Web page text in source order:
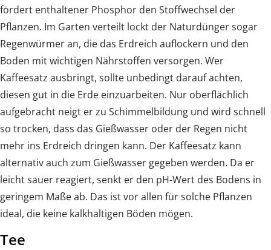
fördert enthaltener Phosphor den Stoffwechsel der
Pflanzen. Im Garten verteilt lockt der Naturdünger sogar
Regenwürmer an, die das Erdreich auflockern und den
Boden mit wichtigen Nährstoffen versorgen. Wer
Kaffeesatz ausbringt, sollte unbedingt darauf achten,
diesen gut in die Erde einzuarbeiten. Nur oberflächlich
aufgebracht neigt er zu Schimmelbildung und wird schnell
so trocken, dass das Gießwasser oder der Regen nicht
mehr ins Erdreich dringen kann. Der Kaffeesatz kann
alternativ auch zum Gießwasser gegeben werden. Da er
leicht sauer reagiert, senkt er den pH-Wert des Bodens in
geringem Maße ab. Das ist vor allen für solche Pflanzen
ideal, die keine kalkhaltigen Böden mögen.
Tee